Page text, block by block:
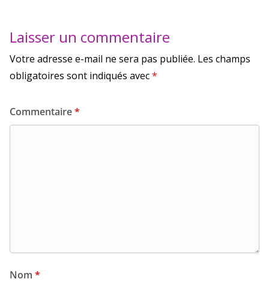
Laisser un commentaire
Votre adresse e-mail ne sera pas publiée. Les champs
obligatoires sont indiqués avec*
Commentaire*
Nom *